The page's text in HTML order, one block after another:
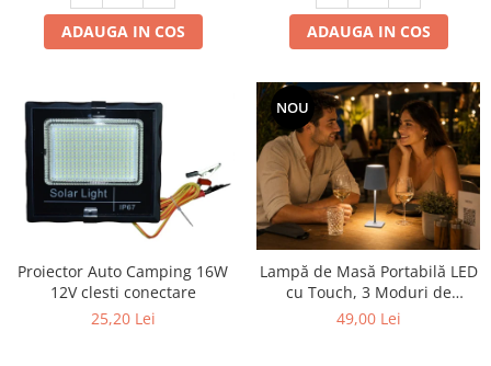
ADAUGA IN COS ADAUGA IN COS
Proiector Auto Camping 16W
12V clesti conectare
25,20 Lei
NOU
Lampă de Masă Portabilă LED
cu Touch, 3 Moduri de
Lumină, Reîncărcabilă USB
49,00 Lei